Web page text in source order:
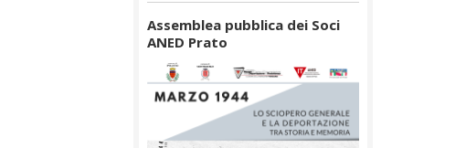
Assemblea pubblica dei Soci
ANED Prato